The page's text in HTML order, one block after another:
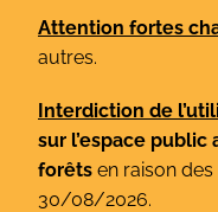
Attention fortes
autres.
Interdiction de
sur l’espace public
forêts en raison des
30/08/2026.